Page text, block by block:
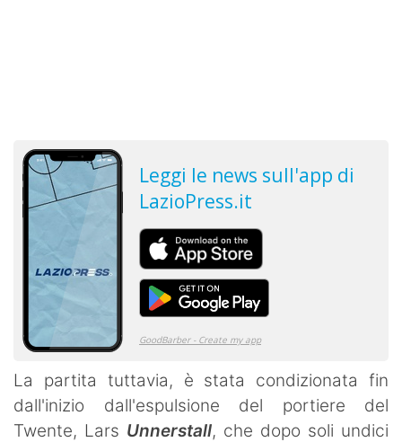
La partita tuttavia, è stata condizionata fin
dall'inizio dall'espulsione del portiere del
Twente, Lars Unnerstall, che dopo soli undici